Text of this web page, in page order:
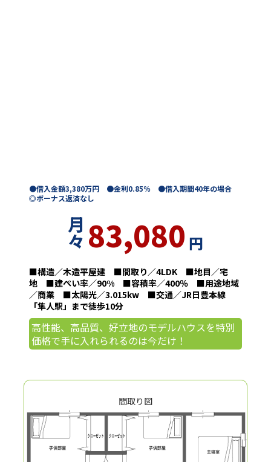
●借入金額3,380万円 ●金利0.85％ ●借入期間40年の場合
◎ボーナス返済なし
月
々 83,080 円
■構造／木造平屋建 ■間取り／4LDK ■地目／宅
地 ■建ぺい率／90% ■容積率／400％ ■用途地域
／商業 ■太陽光／3.015kw ■交通／JR日豊本線
「隼人駅」まで徒歩10分
高性能、高品質、好立地のモデルハウスを特別
価格で手に入れられるのは今だけ！
間取り図